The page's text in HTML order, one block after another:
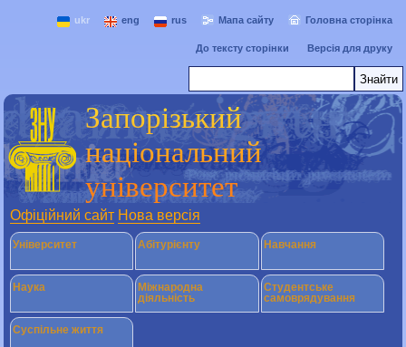
ukr eng rus Мапа сайту Головна сторінка
До тексту сторінки Версія для друку
Запорізький
національний
університет
Офіційний сайт Нова версія
Університет Абітурієнту Навчання
Наука
Міжнародна
діяльність
Студентське
самоврядування
Суспільне життя